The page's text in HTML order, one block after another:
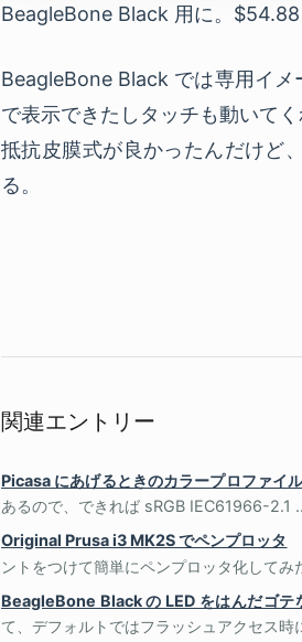
BeagleBone Black 用に。$54.88
BeagleBone Black では専用イ
で表示できたしタッチも動いて
抵抗皮膜式が良かったんだけど
る。
関連エントリー
Picasa にあげるときのカラープロファイ
あるので、できれば sRGB IEC61966-2.1
Original Prusa i3 MK2S でペンプロッタ
ントをつけて簡単にペンプロッタ化して
BeagleBone Black の LED をはんだゴテ
て、デフォルトではフラッシュアクセス